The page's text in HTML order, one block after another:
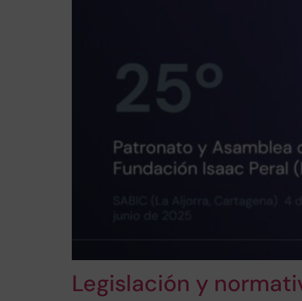
Legislación y